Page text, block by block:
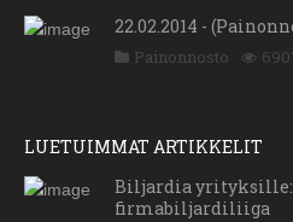
22.02.2014 -
Painonnosto
LUETUIMMAT ARTIKKELIT
Biljardia yrityksille:
firmabiljardiliiga